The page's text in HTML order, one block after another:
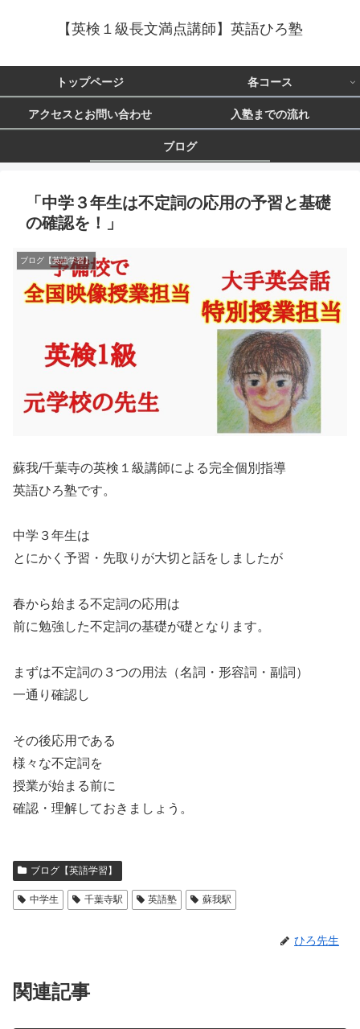
【英検１級長文満点講師】英語ひろ塾
トップページ 各コース
アクセスとお問い合わせ 入塾までの流れ
ブログ
「中学３年生は不定詞の応用の予習と基礎
の確認を！」
ブログ【英語学習】
蘇我/千葉寺の英検１級講師による完全個別指導
英語ひろ塾です。
中学３年生は
とにかく予習・先取りが大切と話をしましたが
春から始まる不定詞の応用は
前に勉強した不定詞の基礎が礎となります。
まずは不定詞の３つの用法（名詞・形容詞・副詞）
一通り確認し
その後応用である
様々な不定詞を
授業が始まる前に
確認・理解しておきましょう。
ブログ【英語学習】
中学生 千葉寺駅 英語塾 蘇我駅
ひろ先生
関連記事